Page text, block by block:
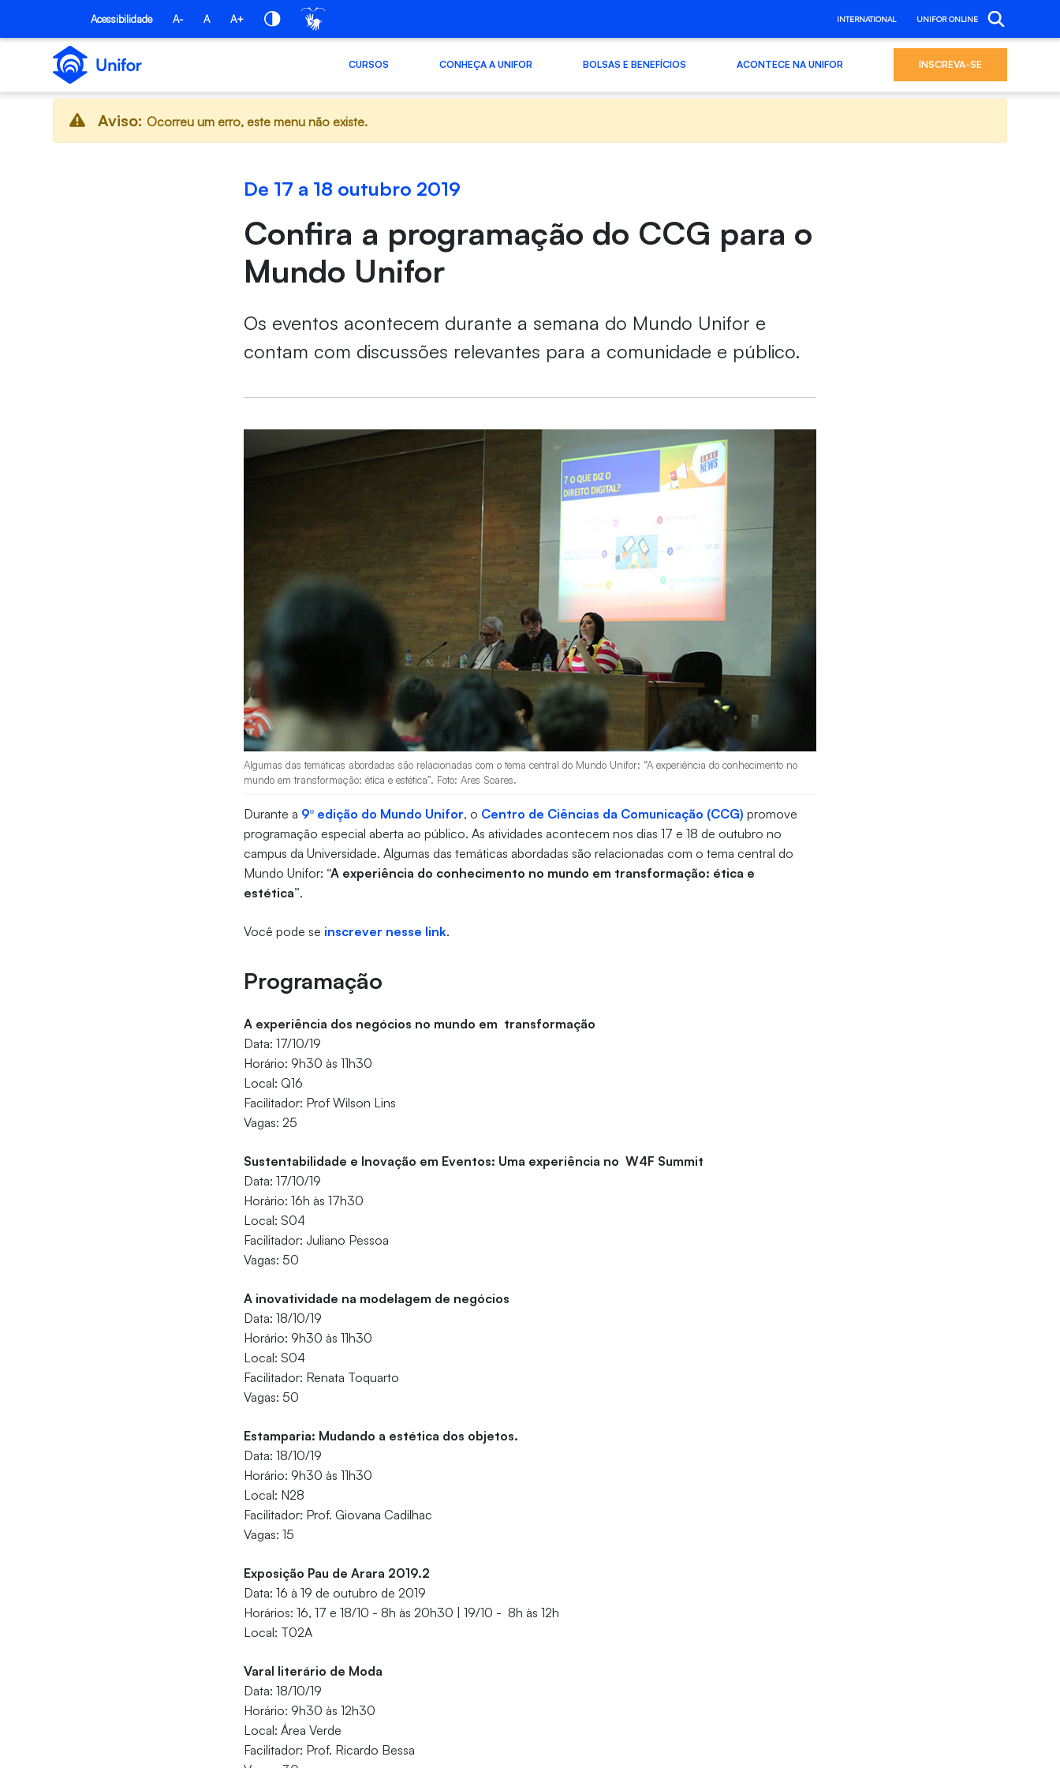
Pular para o Conteúdo principal
Acessibilidade A- A A+ INTERNATIONAL UNIFOR ONLINE
CURSOS CONHEÇA A UNIFOR BOLSAS E BENEFÍCIOS ACONTECE NA UNIFOR INSCREVA-SE
Aviso: Ocorreu um erro, este menu não existe.
De 17 a 18 outubro 2019
Confira a programação do CCG para o
Mundo Unifor
Os eventos acontecem durante a semana do Mundo Unifor e
contam com discussões relevantes para a comunidade e público.
Algumas das temáticas abordadas são relacionadas com o tema central do Mundo Unifor: “A experiência do conhecimento no
mundo em transformação: ética e estética”. Foto: Ares Soares.
Durante a 9º edição do Mundo Unifor, o Centro de Ciências da Comunicação (CCG) promove
programação especial aberta ao público. As atividades acontecem nos dias 17 e 18 de outubro no
campus da Universidade. Algumas das temáticas abordadas são relacionadas com o tema central do
Mundo Unifor: “A experiência do conhecimento no mundo em transformação: ética e
estética”.
Você pode se inscrever nesse link.
Programação
A experiência dos negócios no mundo em transformação
Data: 17/10/19
Horário: 9h30 às 11h30
Local: Q16
Facilitador: Prof Wilson Lins
Vagas: 25
Sustentabilidade e Inovação em Eventos: Uma experiência no W4F Summit
Data: 17/10/19
Horário: 16h às 17h30
Local: S04
Facilitador: Juliano Pessoa
Vagas: 50
A inovatividade na modelagem de negócios
Data: 18/10/19
Horário: 9h30 às 11h30
Local: S04
Facilitador: Renata Toquarto
Vagas: 50
Estamparia: Mudando a estética dos objetos.
Data: 18/10/19
Horário: 9h30 às 11h30
Local: N28
Facilitador: Prof. Giovana Cadilhac
Vagas: 15
Exposição Pau de Arara 2019.2
Data: 16 à 19 de outubro de 2019
Horários: 16, 17 e 18/10 - 8h às 20h30 | 19/10 - 8h às 12h
Local: T02A
Varal literário de Moda
Data: 18/10/19
Horário: 9h30 às 12h30
Local: Área Verde
Facilitador: Prof. Ricardo Bessa